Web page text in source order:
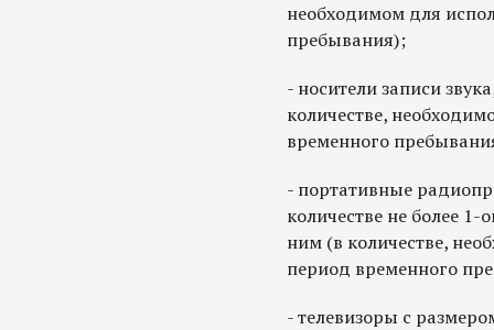
необходимом для
пребывания);
- носители записи
количестве,
временного
- портативные
количестве не более
ним (в количестве,
период временного
- телевизоры с